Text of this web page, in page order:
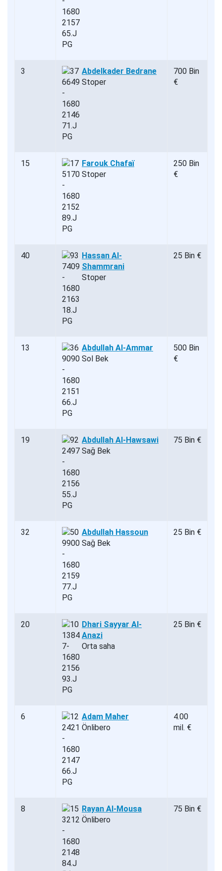
3
Abdelkader Bedrane
Stoper
700 Bin
€
15
Farouk Chafaï
Stoper
250 Bin
€
40
Hassan Al-
Shammrani
Stoper
25 Bin €
13
Abdullah Al-Ammar
Sol Bek
500 Bin
€
19
Abdullah Al-Hawsawi
Sağ Bek
75 Bin €
32
Abdullah Hassoun
Sağ Bek
25 Bin €
20
Dhari Sayyar Al-
Anazi
Orta saha
25 Bin €
6
Adam Maher
Önlibero
4.00
mil. €
8
Rayan Al-Mousa
Önlibero
75 Bin €